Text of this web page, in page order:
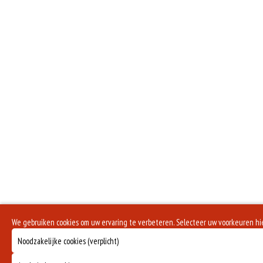
We gebruiken cookies om uw ervaring te verbeteren. Selecteer uw voorkeuren
Noodzakelijke cookies (verplicht)